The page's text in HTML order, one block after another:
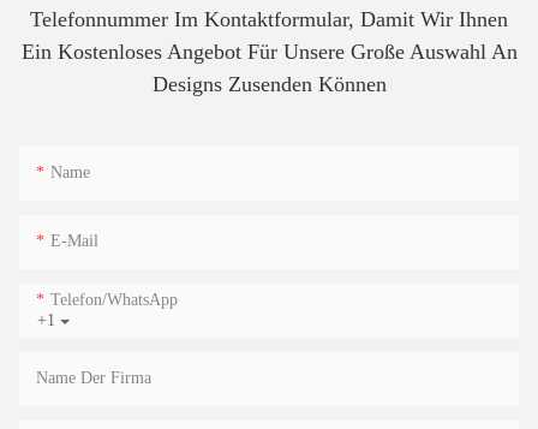
Telefonnummer Im Kontaktformular, Damit Wir Ihnen
Ein Kostenloses Angebot Für Unsere Große Auswahl An
Designs Zusenden Können
Name
E-Mail
+1
Telefon/WhatsApp
Name Der Firma